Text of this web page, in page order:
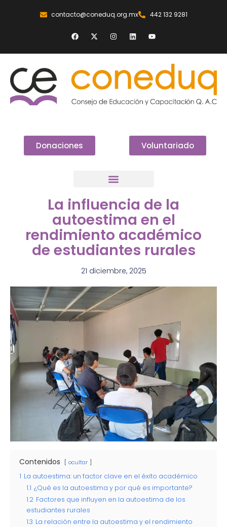
contacto@coneduq.org.mx 442 132 9281
Donaciones Voluntariado
La influencia de la
autoestima en el
rendimiento académico
de estudiantes rurales
21 diciembre, 2025
Contenidos ocultar
1 La autoestima: un factor clave en el éxito académico
1.1 ¿Qué es la autoestima y por qué es importante?
1.2 Factores que influyen en la autoestima de los
estudiantes rurales
1.3 La relación entre la autoestima y el rendimiento